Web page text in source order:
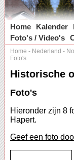
Home
Kalender
Foto's / Video's
Home - Nederland -
Foto's
Historische
Foto's
Hieronder zijn 8
Hapert.
Geef een foto